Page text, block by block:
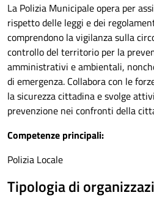
La Polizia Municipale opera per
rispetto delle leggi e dei
comprendono la vigilanza sulla
controllo del territorio per la
amministrativi e ambientali,
di emergenza. Collabora con le
la sicurezza cittadina e svolge
prevenzione nei confronti della
Competenze principali:
Polizia Locale
Tipologia di